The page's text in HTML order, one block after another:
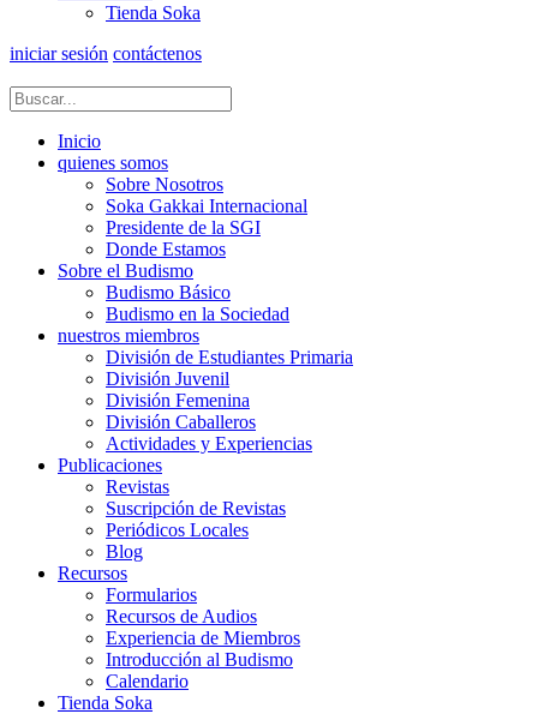
Tienda Soka
iniciar sesión contáctenos
Inicio
quienes somos
Sobre Nosotros
Soka Gakkai Internacional
Presidente de la SGI
Donde Estamos
Sobre el Budismo
Budismo Básico
Budismo en la Sociedad
nuestros miembros
División de Estudiantes Primaria
División Juvenil
División Femenina
División Caballeros
Actividades y Experiencias
Publicaciones
Revistas
Suscripción de Revistas
Periódicos Locales
Blog
Recursos
Formularios
Recursos de Audios
Experiencia de Miembros
Introducción al Budismo
Calendario
Tienda Soka